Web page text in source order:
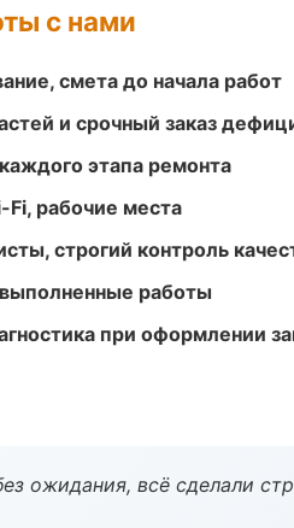
с нами
смета до начала работ
и срочный заказ
этапа ремонта
рабочие места
строгий контроль
выполненные работы
при оформлении
ожидания, всё сделали